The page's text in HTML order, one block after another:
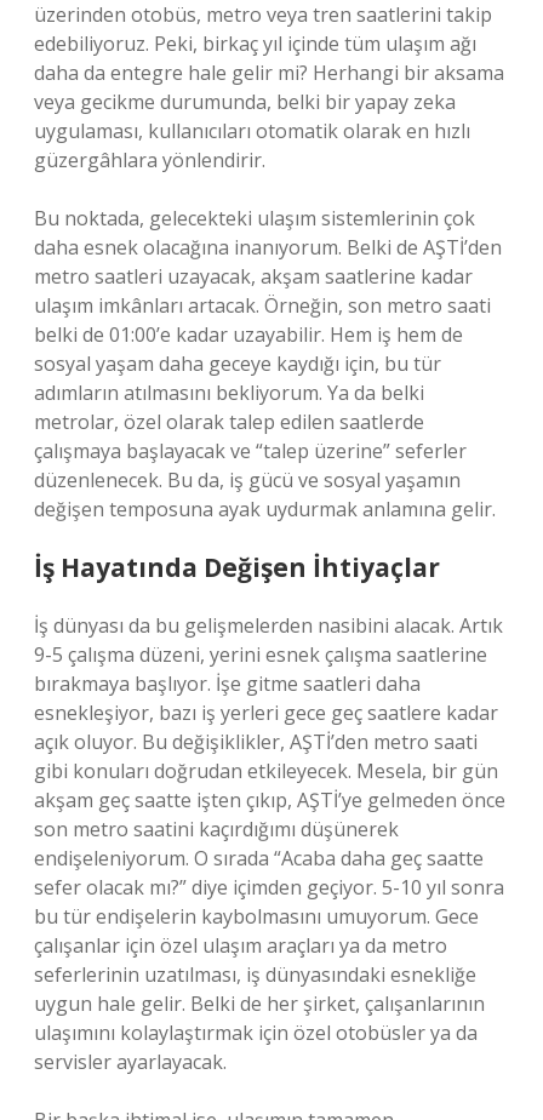
üzerinden otobüs, metro veya tren saatlerini takip
edebiliyoruz. Peki, birkaç yıl içinde tüm ulaşım ağı
daha da entegre hale gelir mi? Herhangi bir aksama
veya gecikme durumunda, belki bir yapay zeka
uygulaması, kullanıcıları otomatik olarak en hızlı
güzergâhlara yönlendirir.
Bu noktada, gelecekteki ulaşım sistemlerinin çok
daha esnek olacağına inanıyorum. Belki de AŞTİ’den
metro saatleri uzayacak, akşam saatlerine kadar
ulaşım imkânları artacak. Örneğin, son metro saati
belki de 01:00’e kadar uzayabilir. Hem iş hem de
sosyal yaşam daha geceye kaydığı için, bu tür
adımların atılmasını bekliyorum. Ya da belki
metrolar, özel olarak talep edilen saatlerde
çalışmaya başlayacak ve “talep üzerine” seferler
düzenlenecek. Bu da, iş gücü ve sosyal yaşamın
değişen temposuna ayak uydurmak anlamına gelir.
İş Hayatında Değişen İhtiyaçlar
İş dünyası da bu gelişmelerden nasibini alacak. Artık
9-5 çalışma düzeni, yerini esnek çalışma saatlerine
bırakmaya başlıyor. İşe gitme saatleri daha
esnekleşiyor, bazı iş yerleri gece geç saatlere kadar
açık oluyor. Bu değişiklikler, AŞTİ’den metro saati
gibi konuları doğrudan etkileyecek. Mesela, bir gün
akşam geç saatte işten çıkıp, AŞTİ’ye gelmeden önce
son metro saatini kaçırdığımı düşünerek
endişeleniyorum. O sırada “Acaba daha geç saatte
sefer olacak mı?” diye içimden geçiyor. 5-10 yıl sonra
bu tür endişelerin kaybolmasını umuyorum. Gece
çalışanlar için özel ulaşım araçları ya da metro
seferlerinin uzatılması, iş dünyasındaki esnekliğe
uygun hale gelir. Belki de her şirket, çalışanlarının
ulaşımını kolaylaştırmak için özel otobüsler ya da
servisler ayarlayacak.